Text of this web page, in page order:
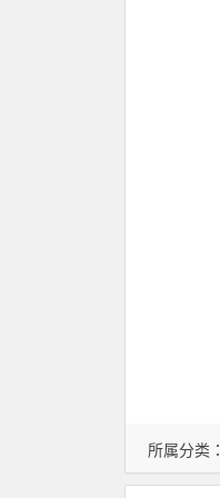
所属分类：